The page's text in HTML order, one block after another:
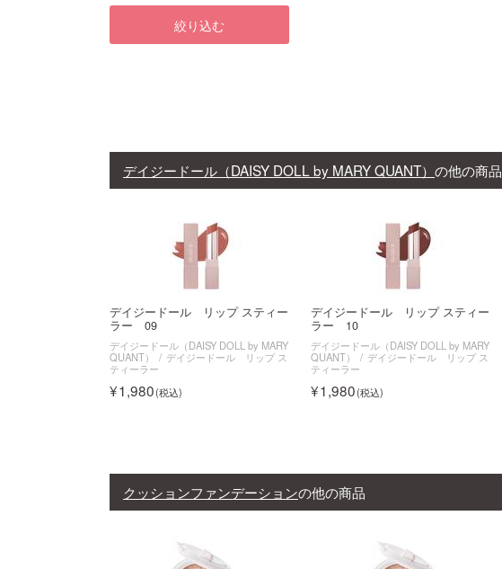
絞り込む
デイジードール（DAISY DOLL by MARY QUANT） の他の商品
デイジードール リップ スティー
ラー 09
デイジードール（DAISY DOLL by MARY
QUANT）
デイジードール リップ ス
ティーラー
1,980
デイジードール リップ スティー
ラー 10
デイジードール（DAISY DOLL by MARY
QUANT）
デイジードール リップ ス
ティーラー
1,980
クッションファンデーションの他の商品